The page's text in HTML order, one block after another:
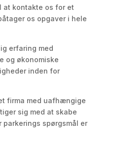
at kontakte os for et
os opgaver i hele
erfaring med
og økonomiske
inden for
firma med uafhængige
sig med at skabe
spørgsmål er